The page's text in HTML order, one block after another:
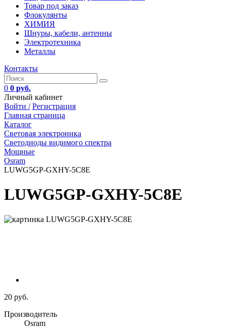
Товар под заказ
Флокулянты
ХИМИЯ
Шнуры, кабели, антенны
Электротехника
Металлы
Контакты
0 0 руб.
Личный кабинет
Войти / Регистрация
Главная страница
Каталог
Световая электроника
Светодиоды видимого спектра
Мощные
Osram
LUWG5GP-GXHY-5C8E
LUWG5GP-GXHY-5C8E
20 руб.
Производитель
Osram